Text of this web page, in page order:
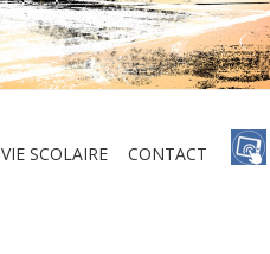
VIE SCOLAIRE CONTACT